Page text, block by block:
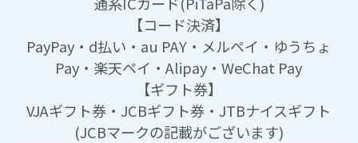
【コード決済】
PayPay・d払い・au PAY・メルペイ・ゆうちょ
Pay・楽天ペイ・Alipay・WeChat Pay
【ギフト券】
VJAギフト券・JCBギフト券・JTBナイスギフト
(JCBマークの記載がございます)